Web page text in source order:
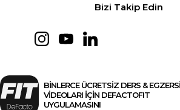
Bizi Takip Edin
BİNLERCE ÜCRETSİZ DERS &
VİDEOLARI İÇİN DEFACTOFIT
UYGULAMASINI